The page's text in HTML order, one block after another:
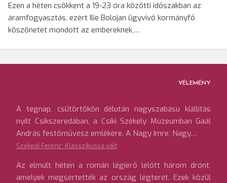
Ezen a héten csökkent a 19-23 óra közötti időszakban az
áramfogyasztás, ezért Ilie Bolojan ügyvivő kormányfő
köszönetet mondott az embereknek,…
VÉLEMÉNY
A tegnap, csütörtökön délután nagyszabású kiállítás
nyílt Csíkszeredában, a Csíki Székely Múzeumban Gaál
András festőművész emlékére. A Nagy Imre, Nagy…
Székedi Ferenc: Klasszikussá vált
Az elmúlt héten a román légierő lelőtt három drónt,
amelyek megsértették az ország légterét. Ezek közül